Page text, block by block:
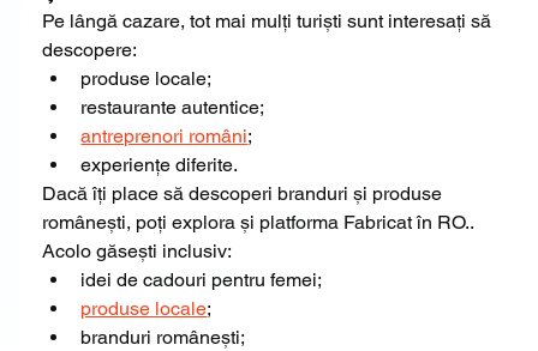
Pe lângă cazare, tot mai mulți turiști sunt interesați să
descopere:
produse locale;
restaurante autentice;
antreprenori români;
experiențe diferite.
Dacă îți place să descoperi branduri și produse
românești, poți explora și platforma Fabricat în RO..
Acolo găsești inclusiv:
idei de cadouri pentru femei;
produse locale;
branduri românești;